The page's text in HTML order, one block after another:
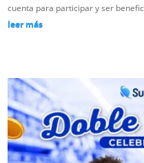
cuenta para participar y ser
leer más